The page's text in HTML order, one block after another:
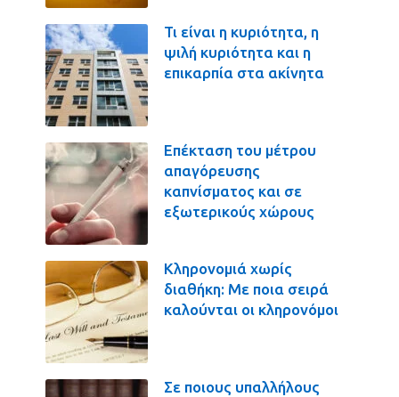
Τι είναι η κυριότητα, η
ψιλή κυριότητα και η
επικαρπία στα ακίνητα
Επέκταση του μέτρου
απαγόρευσης
καπνίσματος και σε
εξωτερικούς χώρους
Κληρονομιά χωρίς
διαθήκη: Με ποια σειρά
καλούνται οι κληρονόμοι
Σε ποιους υπαλλήλους